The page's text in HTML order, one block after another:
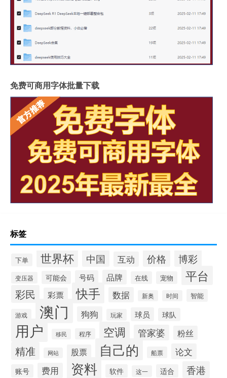
免费可商用字体批量下载
标签
下单 世界杯 中国 互动 价格 博彩
变压器 可能会 号码 品牌 在线 宠物 平台
彩民 彩票 快手 数据 新奥 时间 智能
游戏 澳门 狗狗 玩家 球员 球队
用户 移民 程序 空调 管家婆 粉丝
精准 网站 股票 自己的 船票 论文
账号 费用 资料 软件 这一 适合 香港